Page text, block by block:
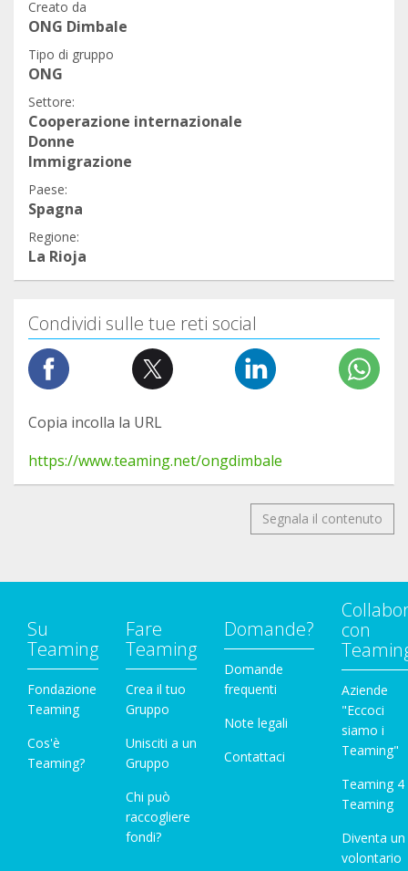
Creato da
ONG Dimbale
Tipo di gruppo
ONG
Settore:
Cooperazione internazionale
Donne
Immigrazione
Paese:
Spagna
Regione:
La Rioja
Condividi sulle tue reti social
Copia incolla la URL
https://www.teaming.net/ongdimbale
Segnala il contenuto
Su
Teaming
Fondazione
Teaming
Cos'è
Teaming?
Fare
Teaming
Crea il tuo
Gruppo
Unisciti a un
Gruppo
Chi può
raccogliere
fondi?
Domande?
Domande
frequenti
Note legali
Contattaci
con
Aziende
"Eccoci
siamo i
Teaming"
Teaming 4
Teaming
Diventa un
volontario